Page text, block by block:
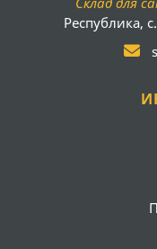
Республика,